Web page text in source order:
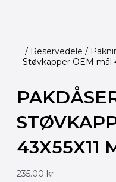
/ Reservedele /
Støvkapper OEM mål
43X55X11
235.00 kr.